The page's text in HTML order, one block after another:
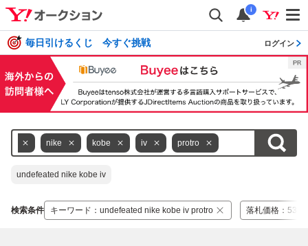
i
毎日引けるくじ 今すぐ挑戦 ログイン
nike kobe iv protro
undefeated nike kobe iv
検索条件 キーワード ： undefeated nike kobe iv protro 落札価格 ：